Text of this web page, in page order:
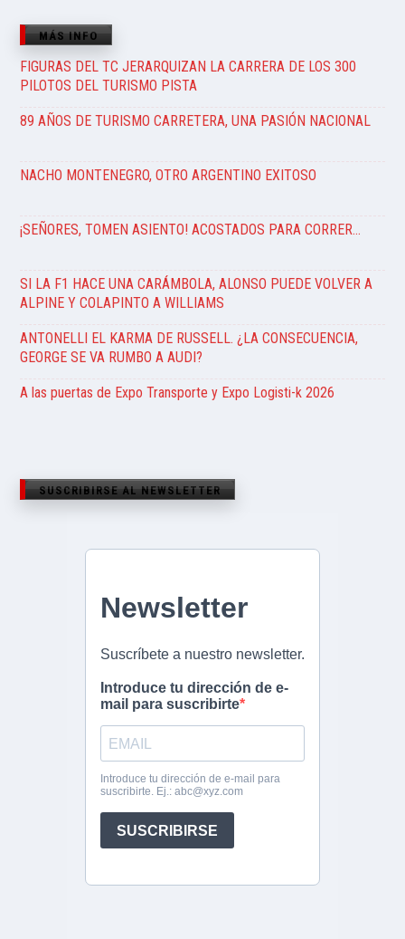
MÁS INFO
FIGURAS DEL TC JERARQUIZAN LA CARRERA DE LOS 300
PILOTOS DEL TURISMO PISTA
89 AÑOS DE TURISMO CARRETERA, UNA PASIÓN NACIONAL
NACHO MONTENEGRO, OTRO ARGENTINO EXITOSO
¡SEÑORES, TOMEN ASIENTO! ACOSTADOS PARA CORRER…
SI LA F1 HACE UNA CARÁMBOLA, ALONSO PUEDE VOLVER A
ALPINE Y COLAPINTO A WILLIAMS
ANTONELLI EL KARMA DE RUSSELL. ¿LA CONSECUENCIA,
GEORGE SE VA RUMBO A AUDI?
A las puertas de Expo Transporte y Expo Logisti-k 2026
SUSCRIBIRSE AL NEWSLETTER